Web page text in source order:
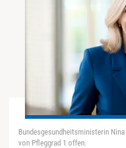
Bundesgesundheitsministerin
von Pfleggrad 1 offen.